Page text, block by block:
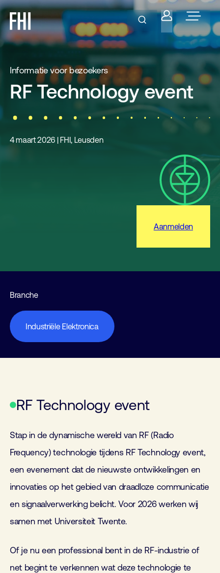
Informatie voor bezoekers
RF Technology event
4 maart 2026 | FHI, Leusden
Aanmelden
Branche
Industriële Elektronica
RF Technology event
Stap in de dynamische wereld van RF (Radio
Frequency) technologie tijdens RF Technology event,
een evenement dat de nieuwste ontwikkelingen en
innovaties op het gebied van draadloze communicatie
en signaalverwerking belicht. Voor 2026 werken wij
samen met Universiteit Twente.
Of je nu een professional bent in de RF-industrie of
net begint te verkennen wat deze technologie te